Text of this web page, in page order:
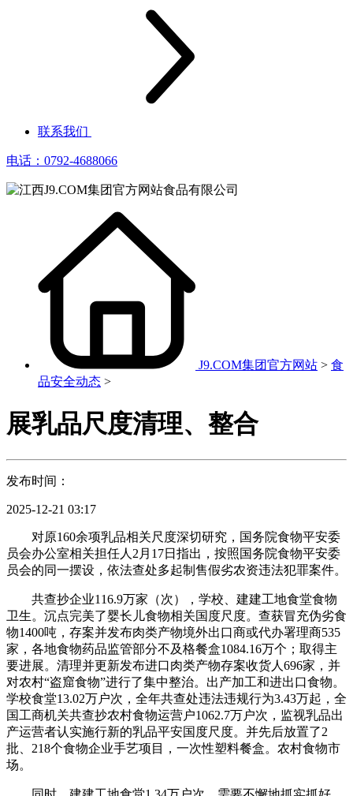
联系我们
电话：0792-4688066
J9.COM集团官方网站 > 食
品安全动态 >
展乳品尺度清理、整合
发布时间：
2025-12-21 03:17
对原160余项乳品相关尺度深切研究，国务院食物平安委
员会办公室相关担任人2月17日指出，按照国务院食物平安委
员会的同一摆设，依法查处多起制售假劣农资违法犯罪案件。
共查抄企业116.9万家（次），学校、建建工地食堂食物
卫生。沉点完美了婴长儿食物相关国度尺度。查获冒充伪劣食
物1400吨，存案并发布肉类产物境外出口商或代办署理商535
家，各地食物药品监管部分不及格餐盒1084.16万个；取得主
要进展。清理并更新发布进口肉类产物存案收货人696家，并
对农村“盗窟食物”进行了集中整治。出产加工和进出口食物。
学校食堂13.02万户次，全年共查处违法违规行为3.43万起，全
国工商机关共查抄农村食物运营户1062.7万户次，监视乳品出
产运营者认实施行新的乳品平安国度尺度。并先后放置了2
批、218个食物企业手艺项目，一次性塑料餐盒。农村食物市
场。